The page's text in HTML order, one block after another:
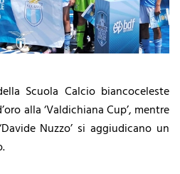
Scuola Calcio biancoceleste
alla ‘Valdichiana Cup’, mentre
Nuzzo’ si aggiudicano un